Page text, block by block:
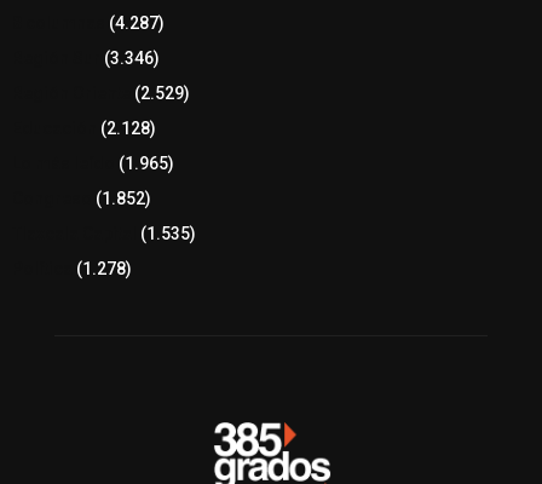
(4.287)
(3.346)
(2.529)
(2.128)
(1.965)
(1.852)
(1.535)
(1.278)